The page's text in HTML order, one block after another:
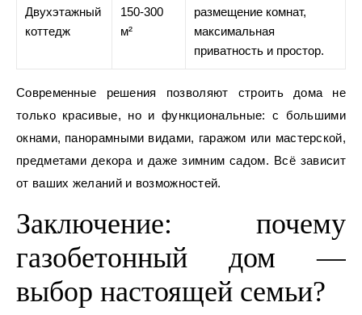
Двухэтажный
коттедж
150-300
м²
размещение комнат,
максимальная
приватность и простор.
Современные решения позволяют строить дома не
только красивые, но и функциональные: с большими
окнами, панорамными видами, гаражом или мастерской,
предметами декора и даже зимним садом. Всё зависит
от ваших желаний и возможностей.
Заключение: почему
газобетонный дом —
выбор настоящей семьи?